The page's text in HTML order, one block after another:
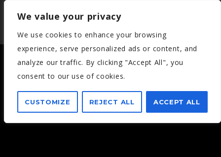
We value your privacy
We use cookies to enhance your browsing
experience, serve personalized ads or content, and
analyze our traffic. By clicking "Accept All", you
consent to our use of cookies.
CUSTOMIZE REJECT ALL ACCEPT ALL
TAKÁCS ISTVÁN – 2017. MÁJUS